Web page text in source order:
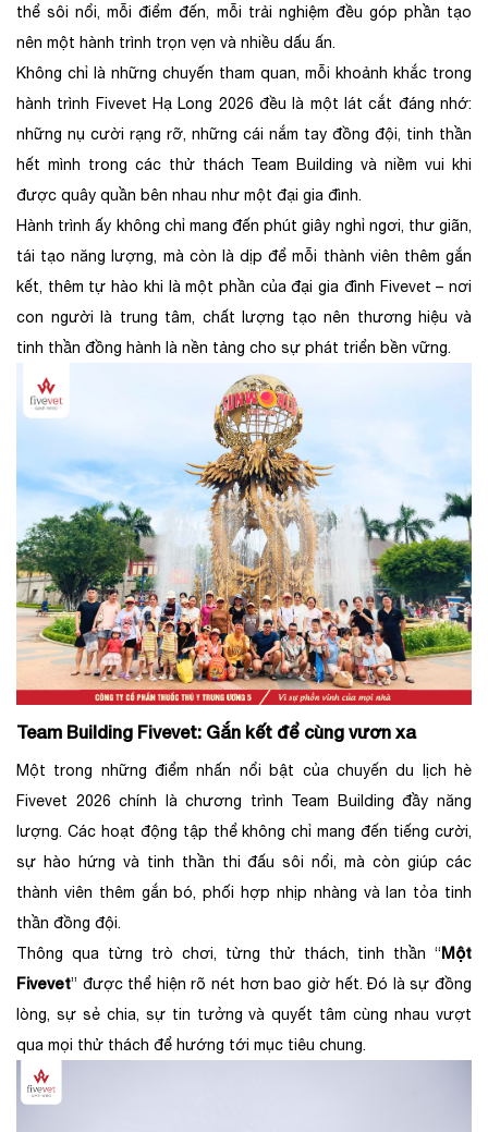
thể sôi nổi, mỗi điểm đến, mỗi trải nghiệm đều góp phần tạo
nên một hành trình trọn vẹn và nhiều dấu ấn.
Không chỉ là những chuyến tham quan, mỗi khoảnh khắc trong
hành trình Fivevet Hạ Long 2026 đều là một lát cắt đáng nhớ:
những nụ cười rạng rỡ, những cái nắm tay đồng đội, tinh thần
hết mình trong các thử thách Team Building và niềm vui khi
được quây quần bên nhau như một đại gia đình.
Hành trình ấy không chỉ mang đến phút giây nghỉ ngơi, thư giãn,
tái tạo năng lượng, mà còn là dịp để mỗi thành viên thêm gắn
kết, thêm tự hào khi là một phần của đại gia đình Fivevet – nơi
con người là trung tâm, chất lượng tạo nên thương hiệu và
tinh thần đồng hành là nền tảng cho sự phát triển bền vững.
Team Building Fivevet: Gắn kết để cùng vươn xa
Một trong những điểm nhấn nổi bật của chuyến du lịch hè
Fivevet 2026 chính là chương trình Team Building đầy năng
lượng. Các hoạt động tập thể không chỉ mang đến tiếng cười,
sự hào hứng và tinh thần thi đấu sôi nổi, mà còn giúp các
thành viên thêm gắn bó, phối hợp nhịp nhàng và lan tỏa tinh
thần đồng đội.
Thông qua từng trò chơi, từng thử thách, tinh thần “Một
Fivevet” được thể hiện rõ nét hơn bao giờ hết. Đó là sự đồng
lòng, sự sẻ chia, sự tin tưởng và quyết tâm cùng nhau vượt
qua mọi thử thách để hướng tới mục tiêu chung.